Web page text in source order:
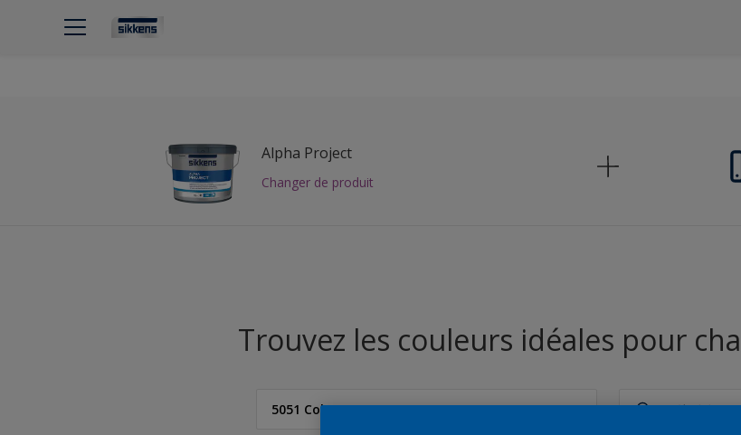
Alpha Project
Changer de produit
Trouvez les couleurs idéales pour
5051 Color Concept